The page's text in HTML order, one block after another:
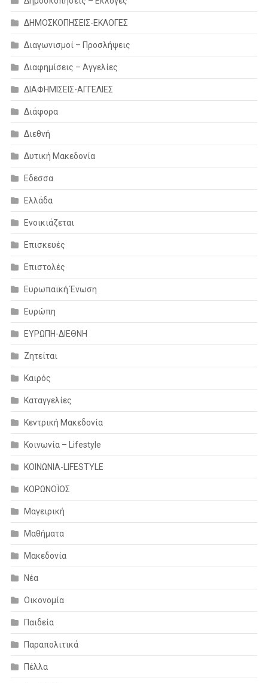
ΔΗΜΟΣΚΟΠΗΣΕΙΣ-ΕΚΛΟΓΕΣ
Διαγωνισμοί – Προσλήψεις
Διαφημίσεις – Αγγελίες
ΔΙΑΦΗΜΙΣΕΙΣ-ΑΓΓΕΛΙΕΣ
Διάφορα
Διεθνή
Δυτική Μακεδονία
Εδεσσα
Ελλάδα
Ενοικιάζεται
Επισκευές
Επιστολές
Ευρωπαϊκή Ένωση
Ευρώπη
ΕΥΡΩΠΗ-ΔΙΕΘΝΗ
Ζητείται
Καιρός
Καταγγελίες
Κεντρική Μακεδονία
Κοινωνία – Lifestyle
ΚΟΙΝΩΝΙΑ-LIFESTYLE
ΚΟΡΩΝΟΪΟΣ
Μαγειρική
Μαθήματα
Μακεδονία
Νέα
Οικονομία
Παιδεία
Παραπολιτικά
Πέλλα